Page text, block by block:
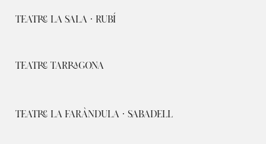
TEATRE LA SALA · RUBÍ
TEATRE TARRAGONA
TEATRE LA FARÀNDULA · SABADELL